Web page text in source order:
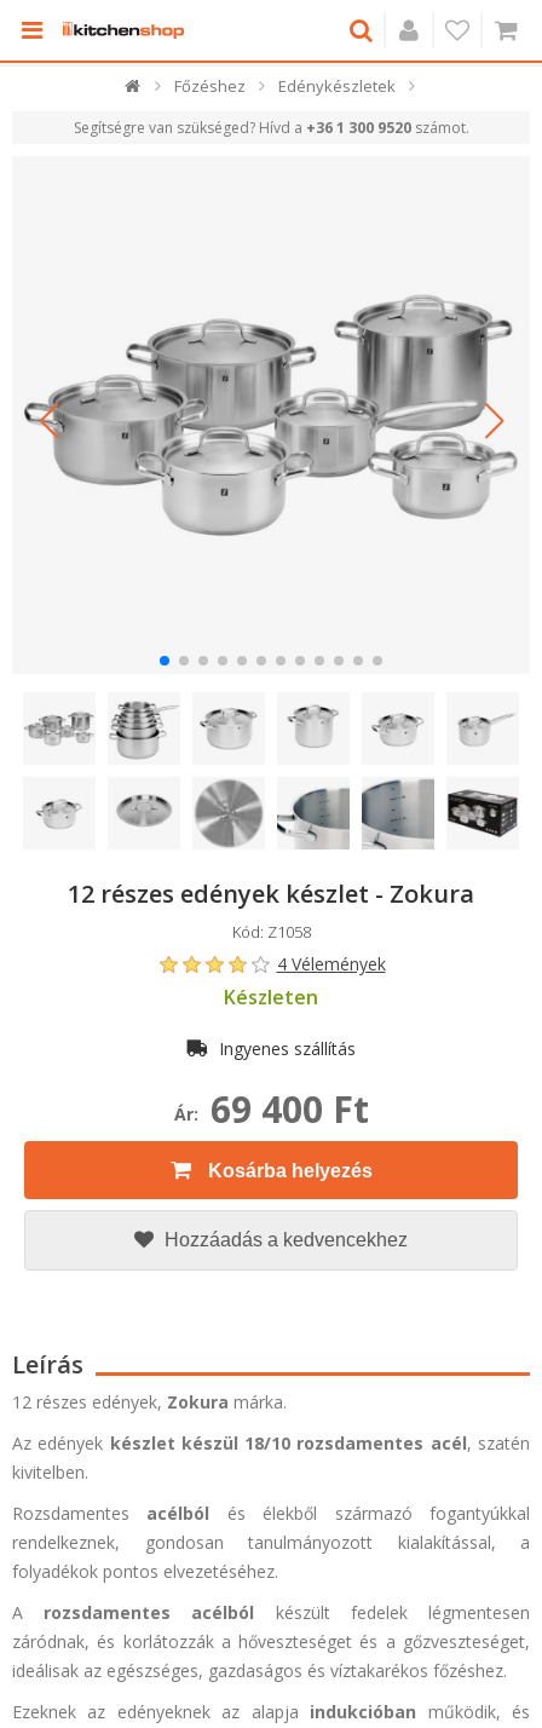
Főzéshez Edénykészletek
Segítségre van szükséged? Hívd a +36 1 300 9520számot.
12 részes edények készlet - Zokura
Kód: Z1058
4 Vélemények
Készleten
Ingyenes szállítás
Ár: 69 400 Ft
Kosárba helyezés
Hozzáadás a kedvencekhez
Leírás
12 részes edények, Zokura márka.
Az edények készlet készül 18/10 rozsdamentes acél, szatén
kivitelben.
Rozsdamentes acélból és élekből származó fogantyúkkal
rendelkeznek, gondosan tanulmányozott kialakítással, a
folyadékok pontos elvezetéséhez.
A rozsdamentes acélból készült fedelek légmentesen
záródnak, és korlátozzák a hőveszteséget és a gőzveszteséget,
ideálisak az egészséges, gazdaságos és víztakarékos főzéshez.
Ezeknek az edényeknek az alapja indukcióban működik, és